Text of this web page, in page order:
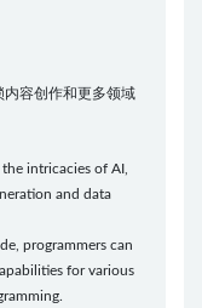
内容创作和更多领域
intricacies of AI,
and data
programmers can
for various